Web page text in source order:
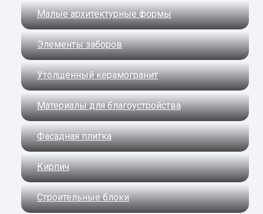
Малые архитектурные формы
Элементы заборов
Утолщенный керамогранит
Материалы для благоустройства
Фасадная плитка
Кирпич
Строительные блоки